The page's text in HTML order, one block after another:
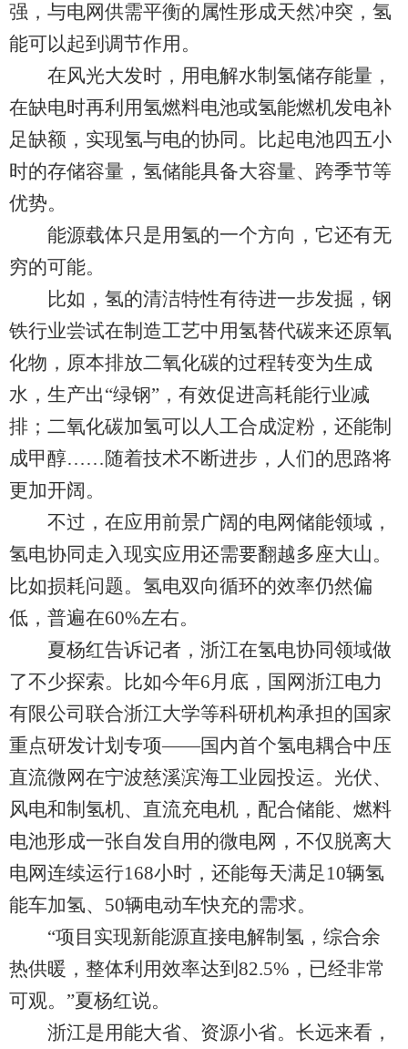
强，与电网供需平衡的属性形成天然冲突，氢
能可以起到调节作用。
在风光大发时，用电解水制氢储存能量，
在缺电时再利用氢燃料电池或氢能燃机发电补
足缺额，实现氢与电的协同。比起电池四五小
时的存储容量，氢储能具备大容量、跨季节等
优势。
能源载体只是用氢的一个方向，它还有无
穷的可能。
比如，氢的清洁特性有待进一步发掘，钢
铁行业尝试在制造工艺中用氢替代碳来还原氧
化物，原本排放二氧化碳的过程转变为生成
水，生产出“绿钢”，有效促进高耗能行业减
排；二氧化碳加氢可以人工合成淀粉，还能制
成甲醇……随着技术不断进步，人们的思路将
更加开阔。
不过，在应用前景广阔的电网储能领域，
氢电协同走入现实应用还需要翻越多座大山。
比如损耗问题。氢电双向循环的效率仍然偏
低，普遍在60%左右。
夏杨红告诉记者，浙江在氢电协同领域做
了不少探索。比如今年6月底，国网浙江电力
有限公司联合浙江大学等科研机构承担的国家
重点研发计划专项——国内首个氢电耦合中压
直流微网在宁波慈溪滨海工业园投运。光伏、
风电和制氢机、直流充电机，配合储能、燃料
电池形成一张自发自用的微电网，不仅脱离大
电网连续运行168小时，还能每天满足10辆氢
能车加氢、50辆电动车快充的需求。
“项目实现新能源直接电解制氢，综合余
热供暖，整体利用效率达到82.5%，已经非常
可观。”夏杨红说。
浙江是用能大省、资源小省。长远来看，